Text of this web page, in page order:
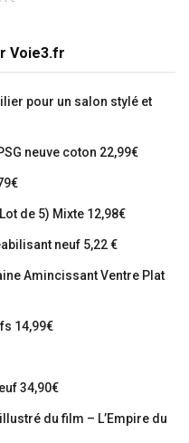
Voie3.fr
pour un salon stylé et
neuve coton 22,99€
de 5) Mixte 12,98€
neuf 5,22 €
Amincissant Ventre Plat
14,99€
34,90€
du film – L’Empire du